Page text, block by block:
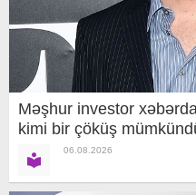
Məşhur investor
kimi bir çöküş
06.08.2026